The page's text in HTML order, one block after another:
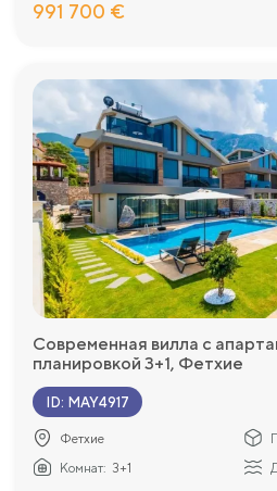
991 700 €
Современная вилла с
планировкой 3+1, Фетхие
ID: MAY4917
Фетхие
Комнат: 3+1